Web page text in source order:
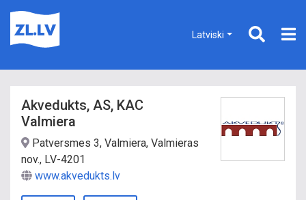
Latviski
Akvedukts, AS, KAC
Valmiera
Patversmes 3, Valmiera, Valmieras
nov., LV-4201
www.akvedukts.lv